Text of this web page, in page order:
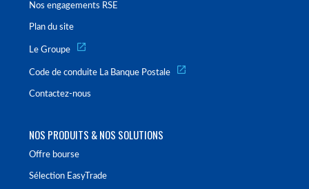
Nos engagements RSE
Plan du site
Le Groupe
Code de conduite La Banque Postale
Contactez-nous
NOS PRODUITS & NOS SOLUTIONS
Offre bourse
Sélection EasyTrade